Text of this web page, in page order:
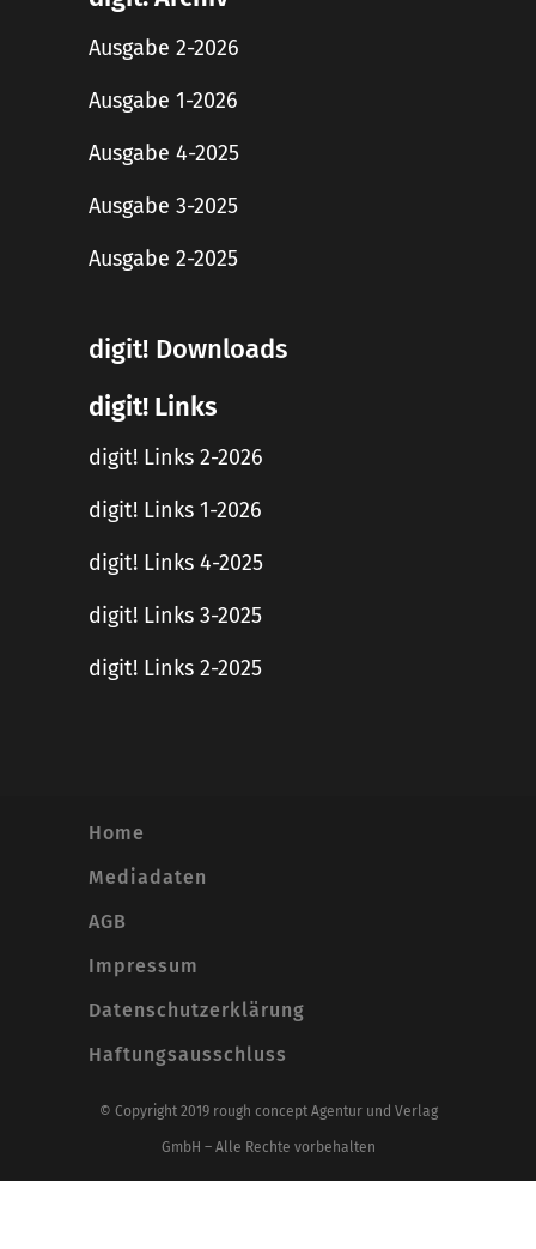
Ausgabe 2-2026
Ausgabe 1-2026
Ausgabe 4-2025
Ausgabe 3-2025
Ausgabe 2-2025
digit! Downloads
digit! Links
digit! Links 2-2026
digit! Links 1-2026
digit! Links 4-2025
digit! Links 3-2025
digit! Links 2-2025
Home
Mediadaten
AGB
Impressum
Datenschutzerklärung
Haftungsausschluss
© Copyright 2019 rough concept Agentur und Verlag
GmbH – Alle Rechte vorbehalten